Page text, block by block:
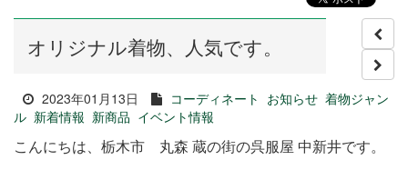
オリジナル着物、人気です。
2023年01月13日 コーディネート お知らせ 着物ジャン
ル 新着情報 新商品 イベント情報
こんにちは、栃木市 丸森 蔵の街の呉服屋 中新井です。